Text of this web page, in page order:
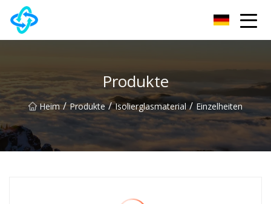
Produkte
Heim / Produkte / Isolierglasmaterial / Einzelheiten